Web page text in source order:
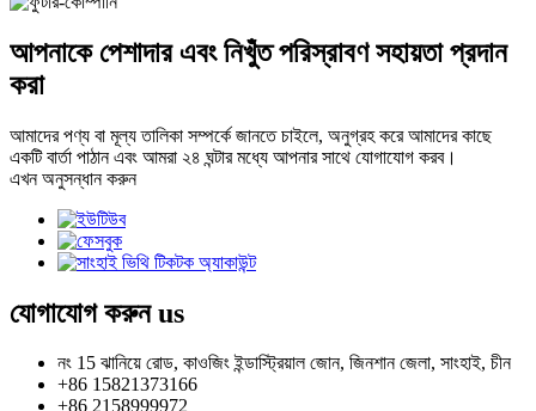
আপনাকে পেশাদার এবং নিখুঁত পরিস্রাবণ সহায়তা প্রদান
করা
আমাদের পণ্য বা মূল্য তালিকা সম্পর্কে জানতে চাইলে, অনুগ্রহ করে আমাদের কাছে
একটি বার্তা পাঠান এবং আমরা ২৪ ঘন্টার মধ্যে আপনার সাথে যোগাযোগ করব।
এখন অনুসন্ধান করুন
যোগাযোগ করুনus
নং 15 ঝানিয়ে রোড, কাওজিং ইন্ডাস্ট্রিয়াল জোন, জিনশান জেলা, সাংহাই, চীন
+86 15821373166
+86 2158999972